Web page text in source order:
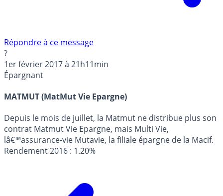
Répondre à ce message
?
1er février 2017 à 21h11min
Épargnant
MATMUT (MatMut Vie Epargne)
Depuis le mois de juillet, la Matmut ne distribue plus son
contrat Matmut Vie Epargne, mais Multi Vie,
lâ€™assurance-vie Mutavie, la filiale épargne de la Macif.
Rendement 2016 : 1.20%